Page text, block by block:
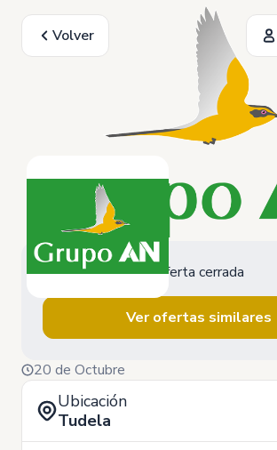
Volver
Oferta cerrada
Ver ofertas similares
20 de Octubre
Ubicación
Tudela